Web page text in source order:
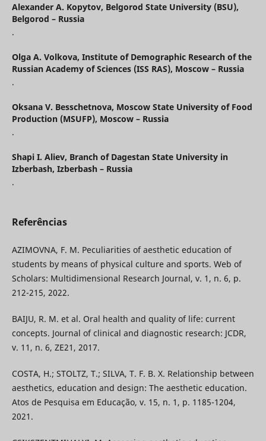
Alexander A. Kopytov, Belgorod State University (BSU),
Belgorod – Russia
.
Olga А. Volkova, Institute of Demographic Research of the
Russian Academy of Sciences (ISS RAS), Moscow – Russia
.
Oksana V. Besschetnova, Moscow State University of Food
Production (MSUFP), Moscow – Russia
.
Shapi I. Aliev, Branch of Dagestan State University in
Izberbash, Izberbash – Russia
.
Referências
AZIMOVNA, F. M. Peculiarities of aesthetic education of
students by means of physical culture and sports. Web of
Scholars: Multidimensional Research Journal, v. 1, n. 6, p.
212-215, 2022.
BAIJU, R. M. et al. Oral health and quality of life: current
concepts. Journal of clinical and diagnostic research: JCDR,
v. 11, n. 6, ZE21, 2017.
COSTA, H.; STOLTZ, T.; SILVA, T. F. B. X. Relationship between
aesthetics, education and design: The aesthetic education.
Atos de Pesquisa em Educação, v. 15, n. 1, p. 1185-1204,
2021.